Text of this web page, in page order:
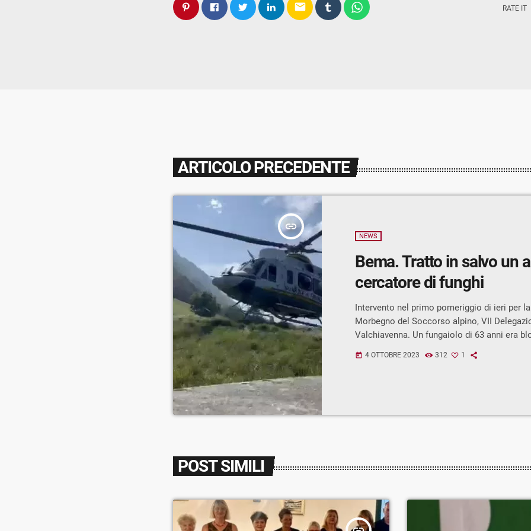
email RATE IT
ARTICOLO PRECEDENTE
insert_link
NEWS
Bema. Tratto in salvo un
cercatore di funghi
Intervento nel primo pomeriggio di ieri per
Morbegno del Soccorso alpino, VII
Valchiavenna. Un fungaiolo di 63 anni era
ed era finito su alcuni balzi di roccia, lungo
today 4 OTTOBRE 2023 312 1
POST SIMILI